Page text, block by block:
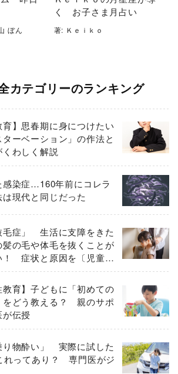
ぼん
く お子さま月占い
著: Ｋｅｉｋｏ
カテゴリーのランキング
育】思春期に身につけたい
ターベーション」の作法と
わしく解説
感染症…160年前にコレラ
現代と同じだった
毛症」 生活に支障をきた
の毛や体毛を抜くことが
！ 症状と原因を〔児童精
〕
教育】子どもに「初めての
をどう教える？ 親のサポ
伝授
り物酔い」 実際に試した
ってあり？ 専門医がジ